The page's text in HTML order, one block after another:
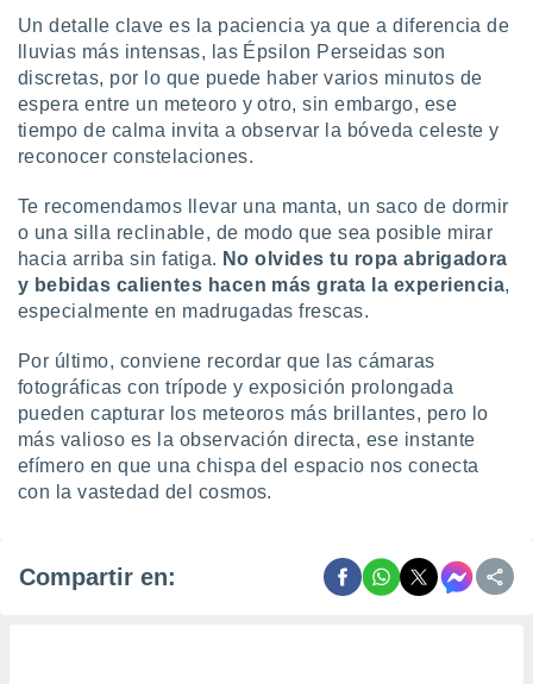
Un detalle clave es la paciencia ya que a diferencia de
lluvias más intensas, las Épsilon Perseidas son
discretas, por lo que puede haber varios minutos de
espera entre un meteoro y otro, sin embargo, ese
tiempo de calma invita a observar la bóveda celeste y
reconocer constelaciones.
Te recomendamos llevar una manta, un saco de dormir
o una silla reclinable, de modo que sea posible mirar
hacia arriba sin fatiga. No olvides tu ropa abrigadora
y bebidas calientes hacen más grata la experiencia,
especialmente en madrugadas frescas.
Por último, conviene recordar que las cámaras
fotográficas con trípode y exposición prolongada
pueden capturar los meteoros más brillantes, pero lo
más valioso es la observación directa, ese instante
efímero en que una chispa del espacio nos conecta
con la vastedad del cosmos.
Compartir en: